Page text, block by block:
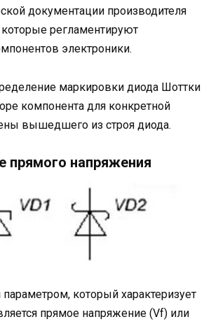
документации производителя
которые регламентируют
электроники.
маркировки диода Шоттки
компонента для конкретной
вышедшего из строя диода.
прямого напряжения
который характеризует
прямое напряжение (Vf) или